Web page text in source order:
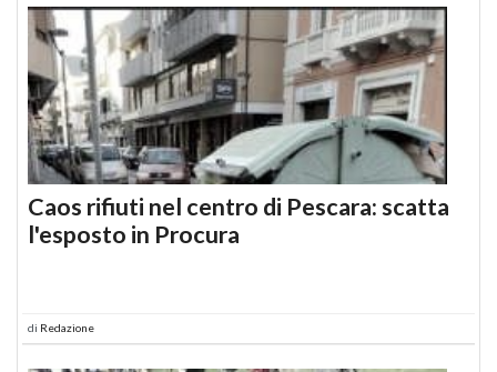
Caos rifiuti nel centro di Pescara: scatta
l'esposto in Procura
di Redazione